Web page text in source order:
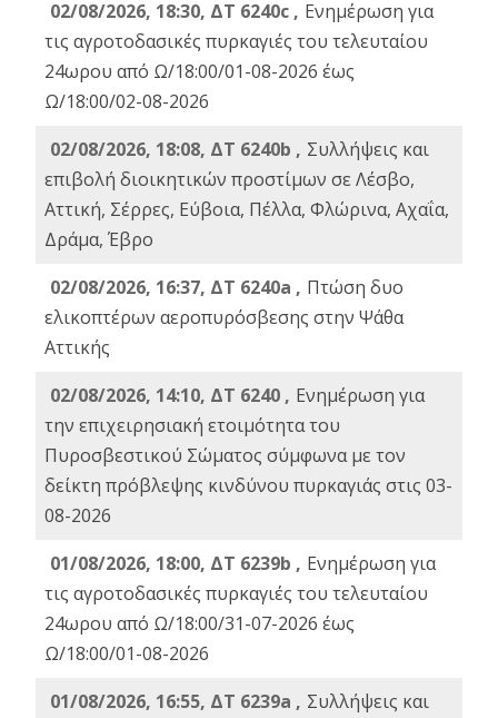
02/08/2026, 18:30, ΔΤ 6240c , Ενημέρωση για
τις αγροτοδασικές πυρκαγιές του τελευταίου
24ωρου από Ω/18:00/01-08-2026 έως
Ω/18:00/02-08-2026
02/08/2026, 18:08, ΔΤ 6240b , Συλλήψεις και
επιβολή διοικητικών προστίμων σε Λέσβο,
Αττική, Σέρρες, Εύβοια, Πέλλα, Φλώρινα, Αχαΐα,
Δράμα, Έβρο
02/08/2026, 16:37, ΔΤ 6240a , Πτώση δυο
ελικοπτέρων αεροπυρόσβεσης στην Ψάθα
Αττικής
02/08/2026, 14:10, ΔΤ 6240 , Ενημέρωση για
την επιχειρησιακή ετοιμότητα του
Πυροσβεστικού Σώματος σύμφωνα με τον
δείκτη πρόβλεψης κινδύνου πυρκαγιάς στις 03-
08-2026
01/08/2026, 18:00, ΔΤ 6239b , Ενημέρωση για
τις αγροτοδασικές πυρκαγιές του τελευταίου
24ωρου από Ω/18:00/31-07-2026 έως
Ω/18:00/01-08-2026
01/08/2026, 16:55, ΔΤ 6239a , Συλλήψεις και